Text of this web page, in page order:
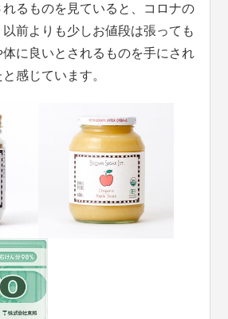
るものを見ていると、コロナの
前よりも少しお値段は張っても
に良いとされるものを手にされ
感じています。